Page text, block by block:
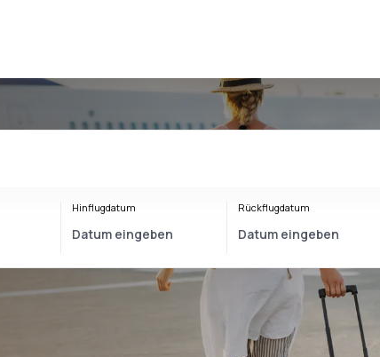
Hinflugdatum Rückflugdatum